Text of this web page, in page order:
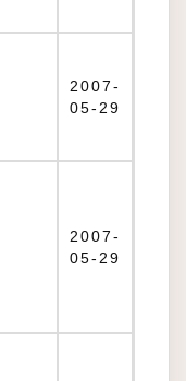
2007-
05-29
2007-
05-29